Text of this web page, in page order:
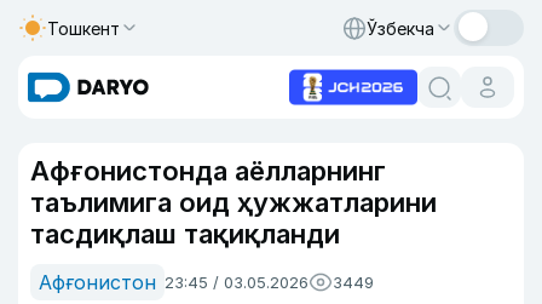
Тошкент Ўзбекча
Афғонистонда аёлларнинг
таълимига оид ҳужжатларини
тасдиқлаш тақиқланди
Афғонистон 23:45 / 03.05.2026 3449